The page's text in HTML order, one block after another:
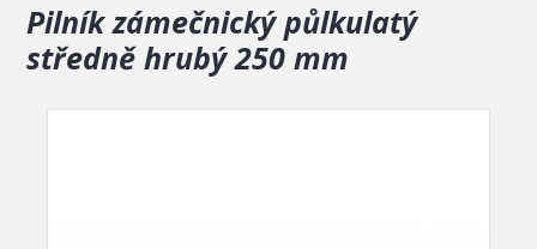
Pilník zámečnický půlkulatý
středně hrubý 250 mm